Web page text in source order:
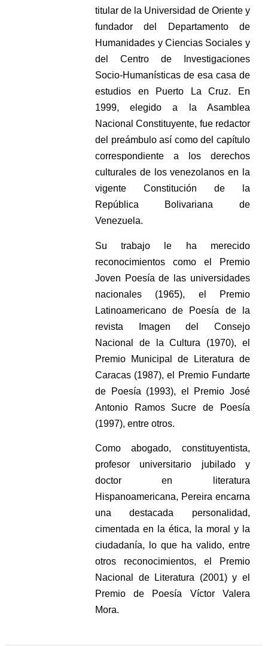
titular de la Universidad de Oriente y
fundador del Departamento de
Humanidades y Ciencias Sociales y
del Centro de Investigaciones
Socio-Humanísticas de esa casa de
estudios en Puerto La Cruz. En
1999, elegido a la Asamblea
Nacional Constituyente, fue redactor
del preámbulo así como del capítulo
correspondiente a los derechos
culturales de los venezolanos en la
vigente Constitución de la
República Bolivariana de
Venezuela.
Su trabajo le ha merecido
reconocimientos como el Premio
Joven Poesía de las universidades
nacionales (1965), el Premio
Latinoamericano de Poesía de la
revista Imagen del Consejo
Nacional de la Cultura (1970), el
Premio Municipal de Literatura de
Caracas (1987), el Premio Fundarte
de Poesía (1993), el Premio José
Antonio Ramos Sucre de Poesía
(1997), entre otros.
Como abogado, constituyentista,
profesor universitario jubilado y
doctor en literatura
Hispanoamericana, Pereira encarna
una destacada personalidad,
cimentada en la ética, la moral y la
ciudadanía, lo que ha valido, entre
otros reconocimientos, el Premio
Nacional de Literatura (2001) y el
Premio de Poesía Víctor Valera
Mora.